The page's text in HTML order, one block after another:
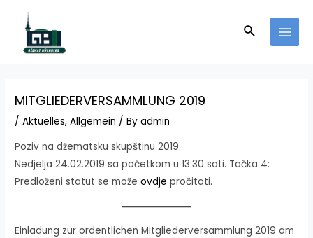
content
Search
MITGLIEDERVERSAMMLUNG 2019
/Aktuelles,Allgemein / Byadmin
Poziv na džematsku skupštinu 2019.
Nedjelja 24.02.2019 sa početkom u 13:30 sati. Tačka 4:
Predloženi statut se možeovdje pročitati.
Einladung zur ordentlichen Mitgliederversammlung 2019 am